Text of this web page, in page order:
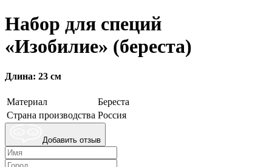
Набор для специй
«Изобилие» (береста)
Длина: 23 см
Материал
Береста
Страна производства Россия
Добавить отзыв